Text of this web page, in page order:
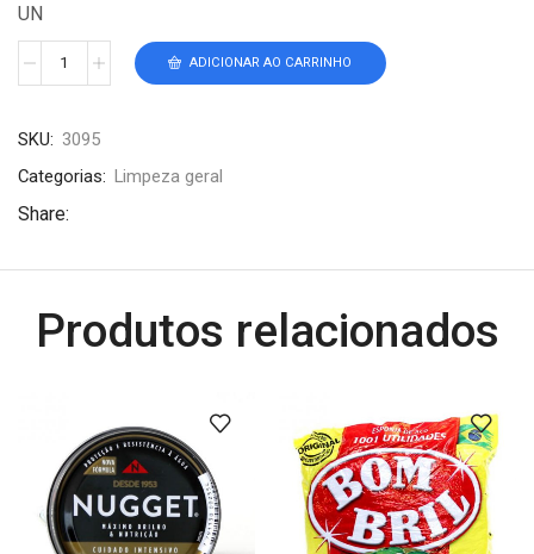
UN
ADICIONAR AO CARRINHO
SKU: 3095
Categorias: Limpeza geral
Share:
Produtos relacionados